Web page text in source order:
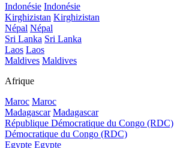
Indonésie Indonésie
Kirghizistan Kirghizistan
Népal Népal
Sri Lanka Sri Lanka
Laos Laos
Maldives Maldives
Afrique
Maroc Maroc
Madagascar Madagascar
République Démocratique du Congo (RDC)
Démocratique du Congo (RDC)
Egypte Egypte